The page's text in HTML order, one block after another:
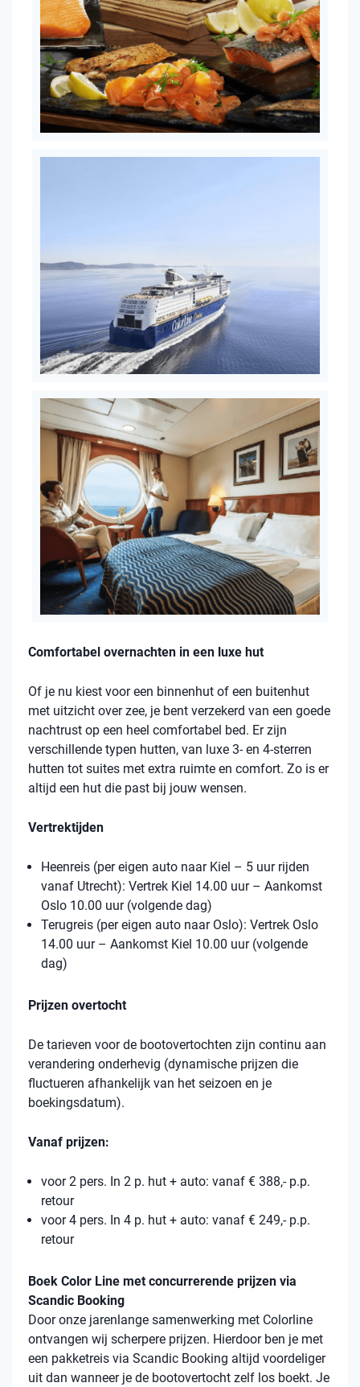
Comfortabel overnachten in een luxe hut
Of je nu kiest voor een binnenhut of een buitenhut
met uitzicht over zee, je bent verzekerd van een goede
nachtrust op een heel comfortabel bed. Er zijn
verschillende typen hutten, van luxe 3- en 4-sterren
hutten tot suites met extra ruimte en comfort. Zo is er
altijd een hut die past bij jouw wensen.
Vertrektijden
Heenreis (per eigen auto naar Kiel – 5 uur rijden
vanaf Utrecht): Vertrek Kiel 14.00 uur – Aankomst
Oslo 10.00 uur (volgende dag)
Terugreis (per eigen auto naar Oslo): Vertrek Oslo
14.00 uur – Aankomst Kiel 10.00 uur (volgende
dag)
Prijzen overtocht
De tarieven voor de bootovertochten zijn continu aan
verandering onderhevig (dynamische prijzen die
fluctueren afhankelijk van het seizoen en je
boekingsdatum).
Vanaf prijzen:
voor 2 pers. In 2 p. hut + auto: vanaf € 388,- p.p.
retour
voor 4 pers. In 4 p. hut + auto: vanaf € 249,- p.p.
retour
Boek Color Line met concurrerende prijzen via
Scandic Booking
Door onze jarenlange samenwerking met Colorline
ontvangen wij scherpere prijzen. Hierdoor ben je met
een pakketreis via Scandic Booking altijd voordeliger
uit dan wanneer je de bootovertocht zelf los boekt. Je